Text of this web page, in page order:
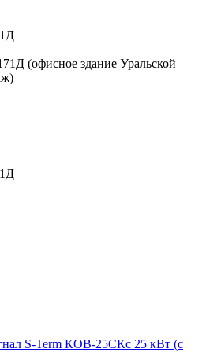
(офисное здание Уральской